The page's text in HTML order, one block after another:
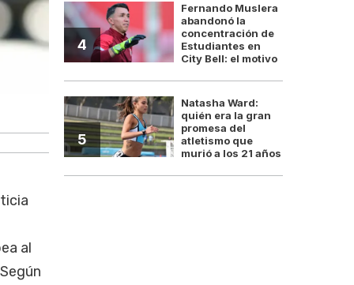
El SNP queda bajo presión por
al
4
Fernando Muslera
abandonó la
concentración de
Estudiantes en
City Bell: el motivo
5
Natasha Ward:
quién era la gran
promesa del
atletismo que
murió a los 21 años